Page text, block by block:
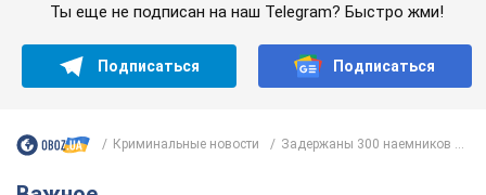
Ты еще не подписан на наш Telegram? Быстро жми!
Подписаться Подписаться
Криминальные новости Задержаны 300 наемников ...